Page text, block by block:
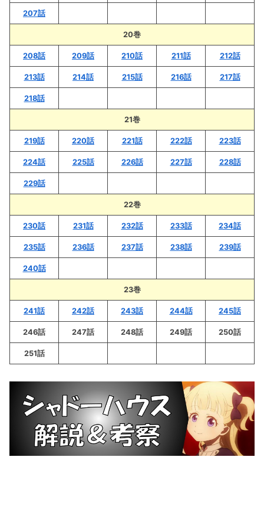
207話
20巻
208話 209話 210話 211話 212話
213話 214話 215話 216話 217話
218話
21巻
219話 220話 221話 222話 223話
224話 225話 226話 227話 228話
229話
22巻
230話 231話 232話 233話 234話
235話 236話 237話 238話 239話
240話
23巻
241話 242話 243話 244話 245話
246話 247話 248話 249話 250話
251話